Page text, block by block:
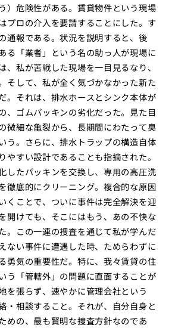
）危険性がある。賃貸物件という現場
プロの介入を要請することにした。す
通報である。状況を説明すると、後
る「業者」という名の助っ人が現場に
、私が苦戦した現場を一目見るなり、
そして、私が全く気づかなかった新た
。それは、排水ホースとシンク本体が
、ゴムパッキンの劣化だった。見た目
微細な亀裂から、長期間にわたって臭
う。さらに、排水トラップの構造自体
やすい設計であることも指摘された。
したパッキンを交換し、専用の高圧洗
徹底的にクリーニング。複合的な原因
くことで、ついに事件は完全解決を迎
開けても、そこにはもう、あの不快な
。この一連の捜査を通じて私が学んだ
ない事件に遭遇した時、ためらわずに
勇気の重要性だ。特に、我々賃貸の住
う「管轄外」の問題に直面することが
を張らず、速やかに管理会社という
・相談すること。それが、自分自身と
めの、最も賢明な捜査方針なのであ